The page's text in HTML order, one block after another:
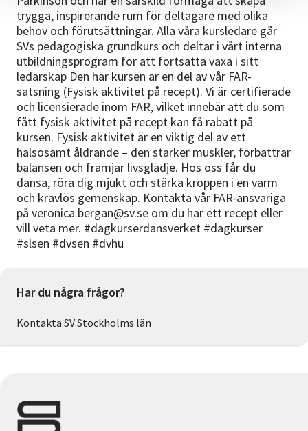
trygga, inspirerande rum för deltagare med olika
behov och förutsättningar. Alla våra kursledare går
SVs pedagogiska grundkurs och deltar i vårt interna
utbildningsprogram för att fortsätta växa i sitt
ledarskap Den här kursen är en del av vår FAR-
satsning (Fysisk aktivitet på recept). Vi är certifierade
och licensierade inom FAR, vilket innebär att du som
fått fysisk aktivitet på recept kan få rabatt på
kursen. Fysisk aktivitet är en viktig del av ett
hälsosamt åldrande – den stärker muskler, förbättrar
balansen och främjar livsglädje. Hos oss får du
dansa, röra dig mjukt och stärka kroppen i en varm
och kravlös gemenskap. Kontakta vår FAR-ansvariga
på veronica.bergan@sv.se om du har ett recept eller
vill veta mer. #dagkurserdansverket #dagkurser
#slsen #dvsen #dvhu
Har du några frågor?
Kontakta SV Stockholms län